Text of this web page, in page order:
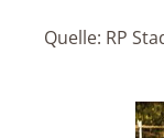
Quelle: RP